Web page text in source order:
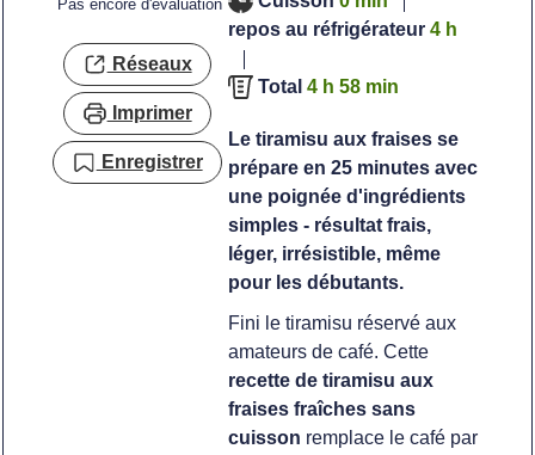
Pas encore d'évaluation
Réseaux
Imprimer
Enregistrer
repos au réfrigérateur4heures
h
Total 4heures
h 58minutes
min
Le tiramisu aux fraises se
prépare en 25 minutes avec
une poignée d'ingrédients
simples - résultat frais,
léger, irrésistible, même
pour les débutants.
Fini le tiramisu réservé aux
amateurs de café. Cette
recette de tiramisu aux
fraises fraîches sans
cuisson remplace le café par